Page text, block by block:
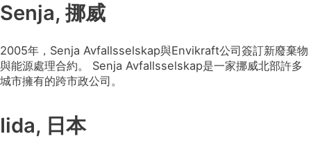
Senja, 挪威
2005年，Senja Avfallsselskap與Envikraft公司簽訂新廢棄物
與能源處理合約。 Senja Avfallsselskap是一家挪威北部許多
城市擁有的跨市政公司。
Iida, 日本